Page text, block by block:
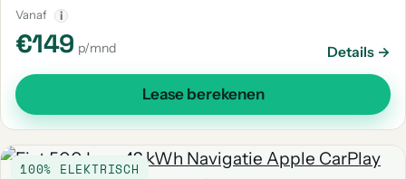
Vanaf i
€149 p/mnd Details →
Lease berekenen
100% ELEKTRISCH